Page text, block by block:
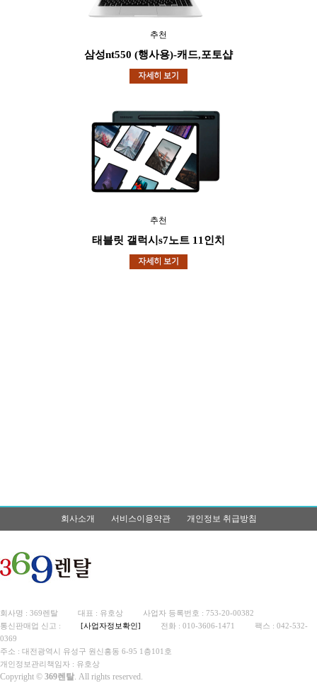
추천
삼성nt550 (행사용)-캐드,포토샵
추천
태블릿 갤럭시s7노트 11인치
회사소개 서비스이용약관 개인정보 취급방침
회사명 : 369렌탈 대표 : 유호상
사업자 등록번호 : 753-20-00382
통신판매업 신고 :
[사업자정보확인] 전화 : 010-3606-1471
팩스 : 042-532-
0369
주소 : 대전광역시 유성구 원신흥동 6-95 1층101호
개인정보관리책임자 : 유호상
Copyright © 369렌탈. All rights reserved.